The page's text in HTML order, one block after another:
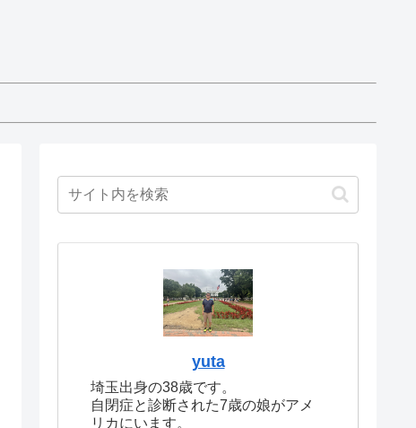
yuta
埼玉出身の38歳です。
自閉症と診断された7歳の娘がアメ
リカにいます。